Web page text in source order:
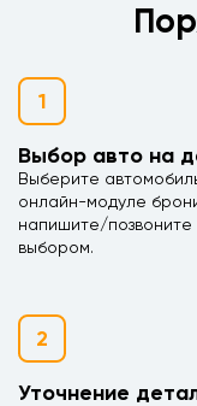
1
Выбор авто на
Выберите
онлайн-модуле
напишите/
выбором.
2
Уточнение